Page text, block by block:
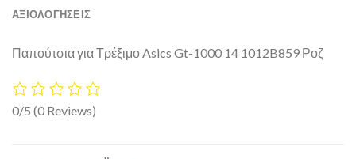
ΑΞΙΟΛΟΓΗΣΕΙΣ
Παπούτσια για Τρέξιμο Asics Gt-1000 14 1012B859 Ροζ
0/5 (0 Reviews)